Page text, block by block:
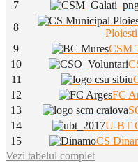
7
8
Ploiesti
9
CSM
10
11
12
FC
13
14
U-BT
15
CS
Vezi tabelul complet